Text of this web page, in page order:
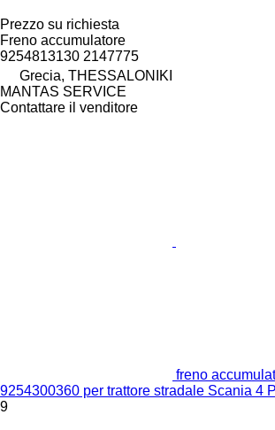
Prezzo su richiesta
Freno accumulatore
9254813130 2147775
Grecia, THESSALONIKI
MANTAS SERVICE
Contattare il venditore
freno
9254300360 per trattore stradale Scania 4
9